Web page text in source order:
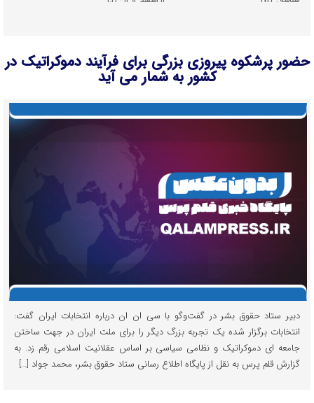
حضور پرشکوه پیروزی بزرگی برای فرآیند دموکراتیک در
کشور به شمار می آید
دبیر ستاد حقوق بشر در گفت‌وگو با سی ان ان درباره انتخابات ایران گفت:
انتخابات برگزار شده یک تجربه بزرگ دیگر را برای ملت ایران در جهت ساختن
جامعه ای دموکراتیک و نظامی سیاسی بر اساس عقلانیت اسلامی رقم زد. به
گزارش قلم پرس به نقل از پایگاه اطلاع رسانی ستاد حقوق بشر، محمد جواد […]